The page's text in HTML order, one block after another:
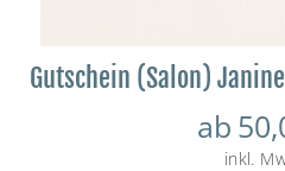
Gutschein (Salon) Janine
ab
inkl.